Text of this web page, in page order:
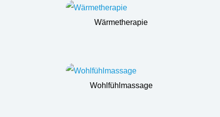
Wärmetherapie
Wohlfühlmassage